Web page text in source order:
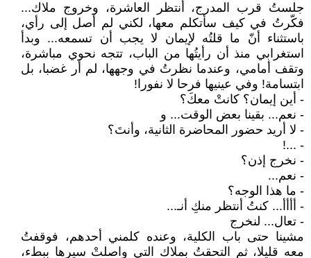
جلستُ قرب المدرج، أنتظر العاشرة، وخروج ملاك...
فكّرتُ في كيف سأتكلم معها، لكني لم أصل إلى رأي،
باستثناء أنّ ما قلتُه لإيمان لا يجب أن تسمعه... وبدأ
استغرابي منذ أن رأيتُها من الباب، تتجه نحوي مباشرة،
وتقف أمامي، وعندما نظرتُ في وجهها، لم أر غضبا، بل
ابتسامة! وفي عينيها فرحا لا نفورا!
- أين إيمان؟ كانتْ معكَ؟
- نعم... بقينا بعض الوقت... و
- لا أريد حضور المحاضرة الثانية، وأنتَ؟
- ...!
- نخرج إذن؟
- نعم...
- ما هذا الوجه؟
- أأأأ... كنتُ أنتظر منكِ أنـ...
- تعال... لنخرج
مشينا حتى باب الكلية، وعنده كلمني أحدهم، فوقفتُ
معه قليلا، ثم التحقتُ بملاك التي واصلتْ سيرها ببطء،